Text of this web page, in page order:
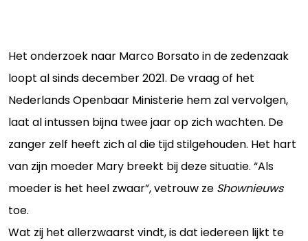
Het onderzoek naar Marco Borsato in de zedenzaak
loopt al sinds december 2021. De vraag of het
Nederlands Openbaar Ministerie hem zal vervolgen,
laat al intussen bijna twee jaar op zich wachten. De
zanger zelf heeft zich al die tijd stilgehouden. Het hart
van zijn moeder Mary breekt bij deze situatie. “Als
moeder is het heel zwaar”, vetrouw ze Shownieuws
toe.
Wat zij het allerzwaarst vindt, is dat iedereen lijkt te